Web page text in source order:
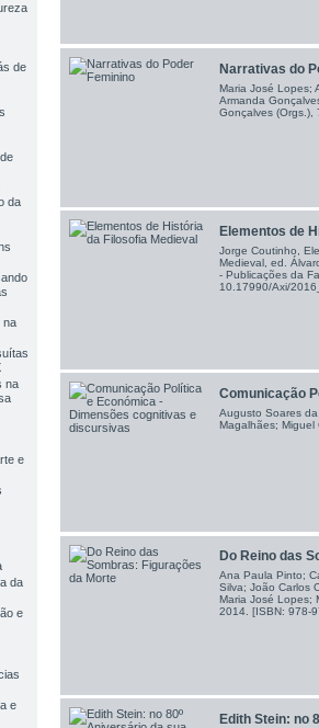
de
da
na
na
e
da
e
e
Narrativas do
Maria José Lopes;
Armanda
Gonçalves (Orgs.),
Elementos de
Jorge Coutinho,
Medieval, ed.
- Publicações da
10.17990/Axi/
Comunicação
Augusto Soares
Magalhães; Miguel
Do Reino das
Ana Paula Pinto;
Silva; João Carlos
Maria José Lopes;
2014. [ISBN: 978-
Edith Stein: no